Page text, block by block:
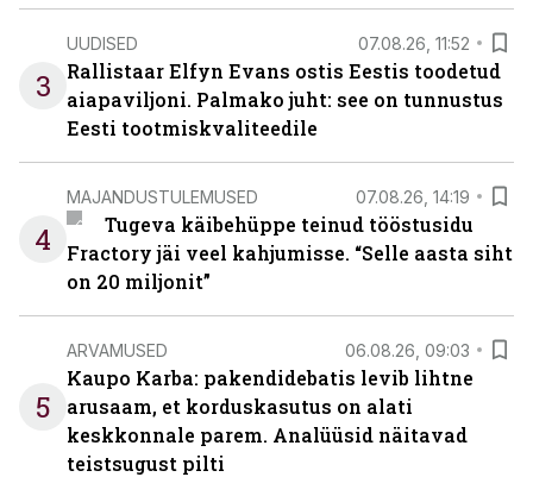
3
UUDISED 07.08.26, 11:52
Rallistaar Elfyn Evans ostis Eestis toodetud
aiapaviljoni. Palmako juht: see on tunnustus
Eesti tootmiskvaliteedile
4
MAJANDUSTULEMUSED 07.08.26, 14:19
Tugeva käibehüppe teinud tööstusidu
Fractory jäi veel kahjumisse. “Selle aasta siht
on 20 miljonit”
5
ARVAMUSED 06.08.26, 09:03
Kaupo Karba: pakendidebatis levib lihtne
arusaam, et korduskasutus on alati
keskkonnale parem. Analüüsid näitavad
teistsugust pilti